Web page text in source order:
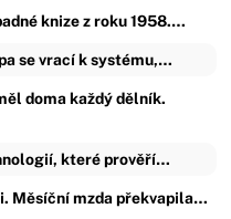
knize z roku 1958.…
se vrací k systému,…
doma každý dělník.
které prověří…
Měsíční mzda překvapila…